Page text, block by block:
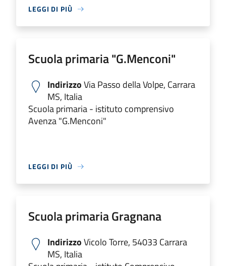
LEGGI DI PIÙ
Scuola primaria "G.Menconi"
IndirizzoVia Passo della Volpe, Carrara
MS, Italia
Scuola primaria - istituto comprensivo
Avenza "G.Menconi"
LEGGI DI PIÙ
Scuola primaria Gragnana
IndirizzoVicolo Torre, 54033 Carrara
MS, Italia